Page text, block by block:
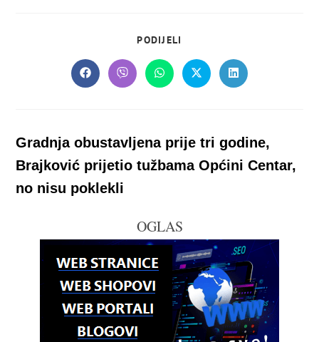
PODIJELI
CONTENT
Opens
in
Opens
in
Opens
in
Opens
in
Opens
in
Gradnja obustavljena prije tri godine,
Brajković prijetio tužbama Općini Centar,
no nisu poklekli
OGLAS